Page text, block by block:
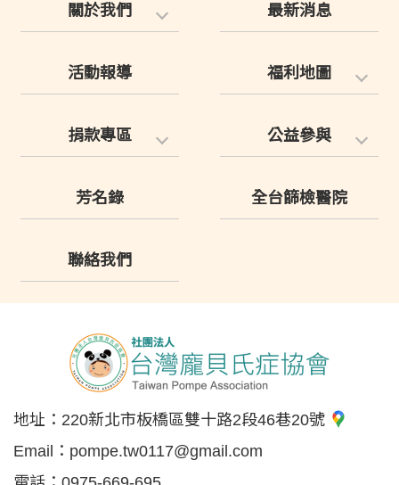
關於我們 最新消息
活動報導 福利地圖
捐款專區 公益參與
芳名錄 全台篩檢醫院
聯絡我們
地址： 220新北市板橋區雙十路2段46巷20號
Email： pompe.tw0117@gmail.com